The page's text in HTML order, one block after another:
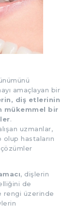
amaçlayan bir
diş etlerinin
mükemmel bir
.
uzmanlar,
hastaların
, dişlerin
de
rengi üzerinde